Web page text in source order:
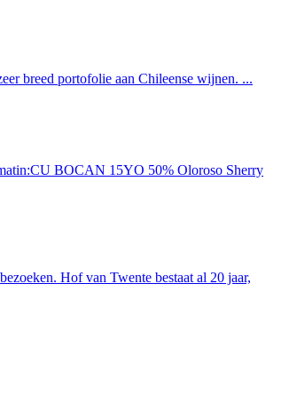
breed portofolie aan Chileense wijnen. ...
BOCAN 15YO 50% Oloroso Sherry
Hof van Twente bestaat al 20 jaar,